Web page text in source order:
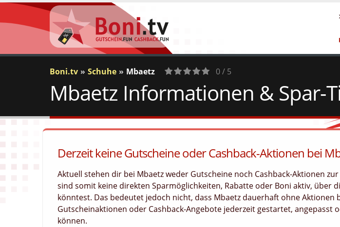
Boni.tv Schuhe Mbaetz 0 / 5
Mbaetz Informationen & Spar-
Derzeit keine Gutscheine oder Cashback-Aktionen bei
Aktuell stehen dir bei Mbaetz weder Gutscheine noch Cashback-Aktionen
sind somit keine direkten Sparmöglichkeiten, Rabatte oder Boni aktiv, über
könntest. Das bedeutet jedoch nicht, dass Mbaetz dauerhaft ohne Aktionen
Gutscheinaktionen oder Cashback-Angebote jederzeit gestartet, angepasst
können.